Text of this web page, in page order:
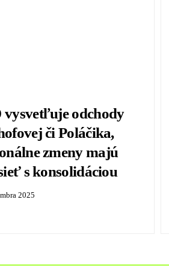
vysvetľuje odchody
či Poláčika,
zmeny majú
s konsolidáciou
2025